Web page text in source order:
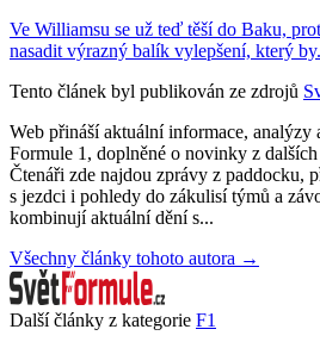
Ve Williamsu se už teď těší do Baku,
nasadit výrazný balík vylepšení, který
Tento článek byl publikován ze zdrojů
Web přináší aktuální informace, analýzy
Formule 1, doplněné o novinky z
Čtenáři zde najdou zprávy z paddocku,
s jezdci i pohledy do zákulisí týmů a
kombinují aktuální dění s...
Všechny články tohoto autora →
Další články z kategorie F1